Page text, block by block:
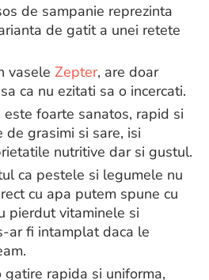
de sampanie reprezinta
de gatit a unei retete
vasele Zepter, are doar
ca nu ezitati sa o incercati.
foarte sanatos, rapid si
de grasimi si sare, isi
nutritive dar si gustul.
ca pestele si legumele nu
cu apa putem spune cu
pierdut vitaminele si
ar fi intamplat daca le
rapida si uniforma,